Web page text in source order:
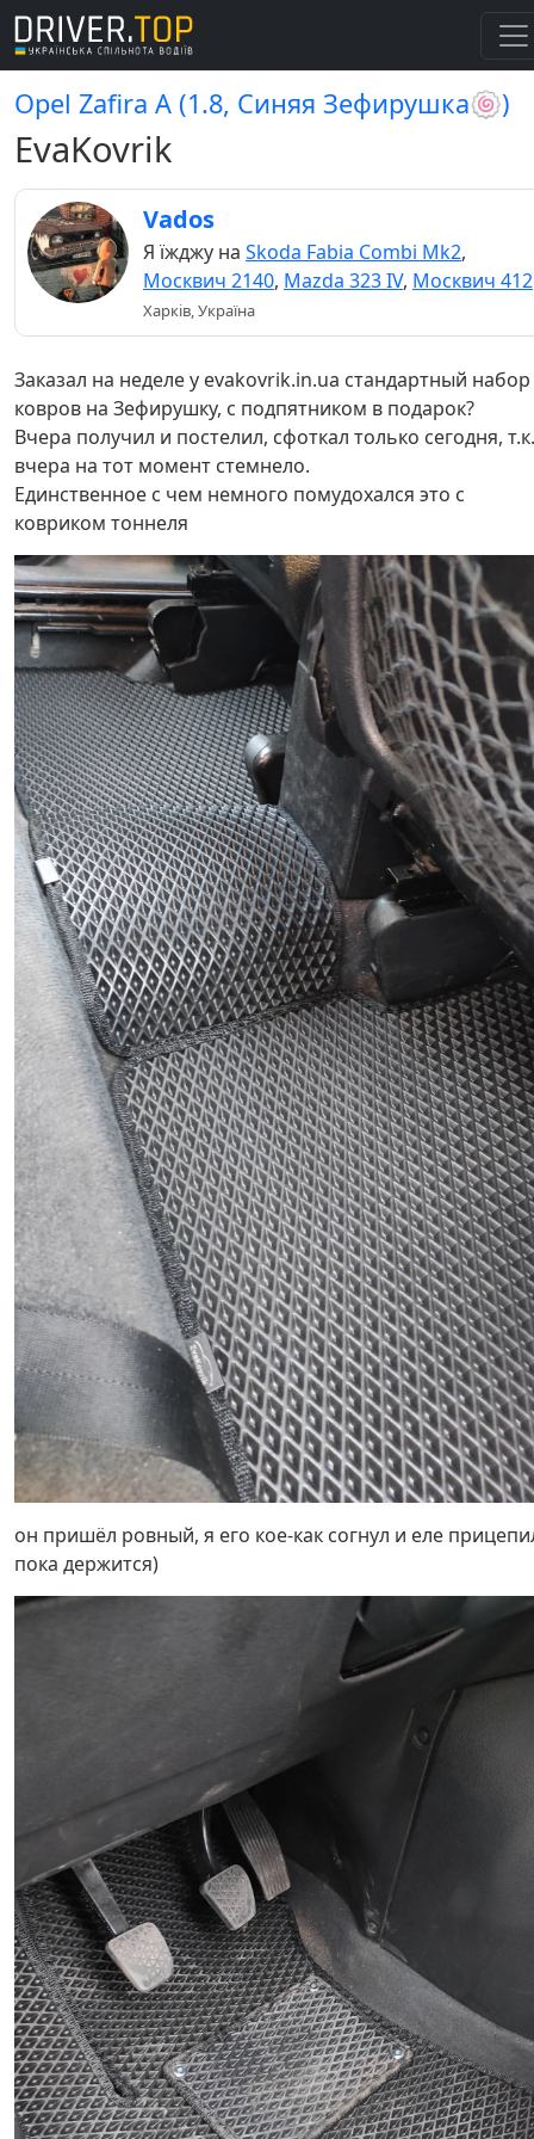
Opel Zafira A (1.8, Синяя Зефирушка🍥)
EvaKovrik
Vados
Я їжджу на Skoda Fabia Combi Mk2,
Москвич 2140, Mazda 323 IV, Москвич 412
Харків, Україна
Заказал на неделе у evakovrik.in.ua стандартный набор
ковров на Зефирушку, с подпятником в подарок?
Вчера получил и постелил, сфоткал только сегодня, т.к.
вчера на тот момент стемнело.
Единственное с чем немного помудохался это с
ковриком тоннеля
он пришёл ровный, я его кое-как согнул и еле
пока держится)